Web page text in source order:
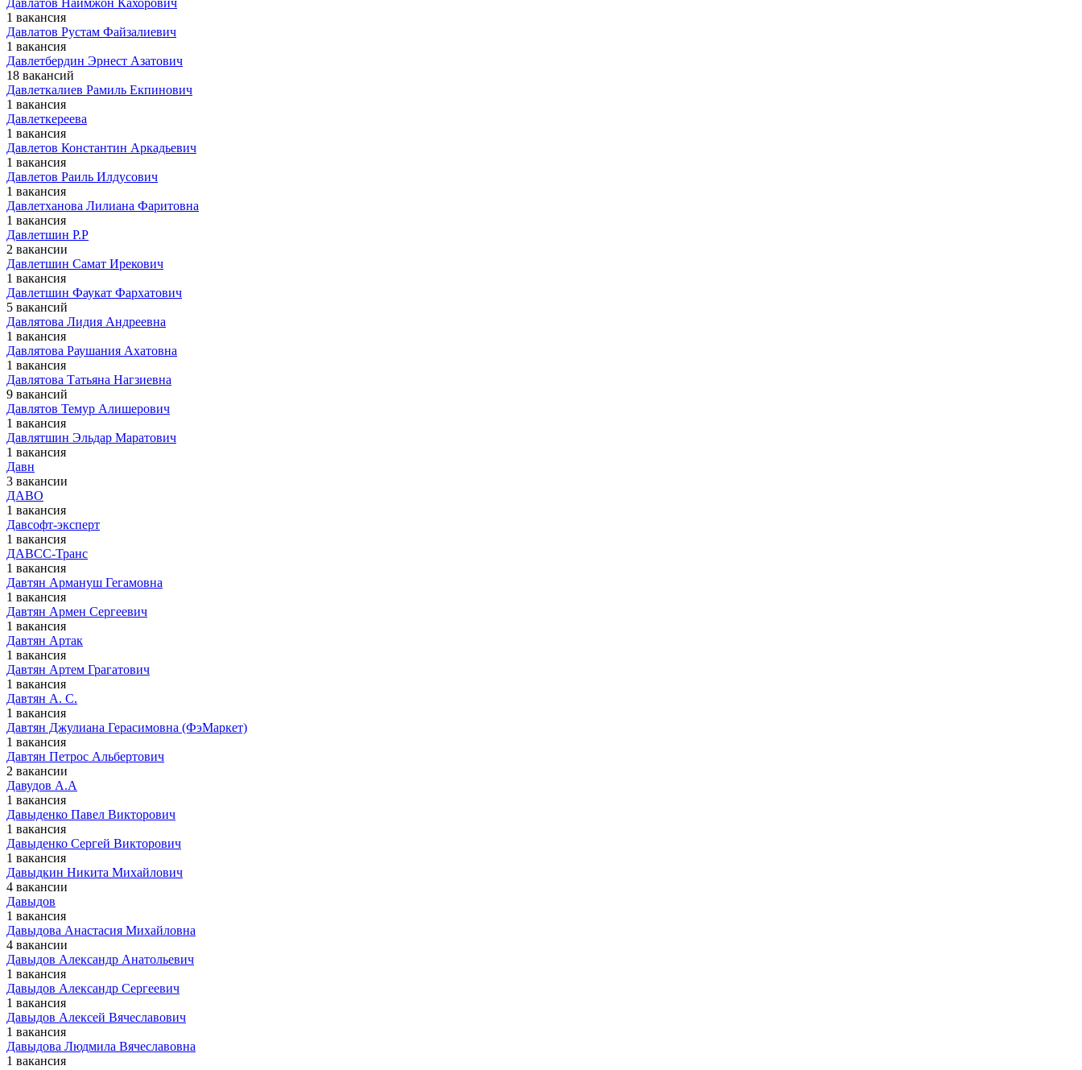
Давлатов Наимжон Кахорович
1 вакансия
Давлатов Рустам Файзалиевич
1 вакансия
Давлетбердин Эрнест Азатович
18 вакансий
Давлеткалиев Рамиль Екпинович
1 вакансия
Давлеткереева
1 вакансия
Давлетов Константин Аркадьевич
1 вакансия
Давлетов Раиль Илдусович
1 вакансия
Давлетханова Лилиана Фаритовна
1 вакансия
Давлетшин Р.Р
2 вакансии
Давлетшин Самат Ирекович
1 вакансия
Давлетшин Фаукат Фархатович
5 вакансий
Давлятова Лидия Андреевна
1 вакансия
Давлятова Раушания Ахатовна
1 вакансия
Давлятова Татьяна Нагзиевна
9 вакансий
Давлятов Темур Алишерович
1 вакансия
Давлятшин Эльдар Маратович
1 вакансия
Давн
3 вакансии
ДАВО
1 вакансия
Давсофт-эксперт
1 вакансия
ДАВСС-Транс
1 вакансия
Давтян Армануш Гегамовна
1 вакансия
Давтян Армен Сергеевич
1 вакансия
Давтян Артак
1 вакансия
Давтян Артем Грагатович
1 вакансия
Давтян А. С.
1 вакансия
Давтян Джулиана Герасимовна (ФэМаркет)
1 вакансия
Давтян Петрос Альбертович
2 вакансии
Давудов А.А
1 вакансия
Давыденко Павел Викторович
1 вакансия
Давыденко Сергей Викторович
1 вакансия
Давыдкин Никита Михайлович
4 вакансии
Давыдов
1 вакансия
Давыдова Анастасия Михайловна
4 вакансии
Давыдов Александр Анатольевич
1 вакансия
Давыдов Александр Сергеевич
1 вакансия
Давыдов Алексей Вячеславович
1 вакансия
Давыдова Людмила Вячеславовна
1 вакансия